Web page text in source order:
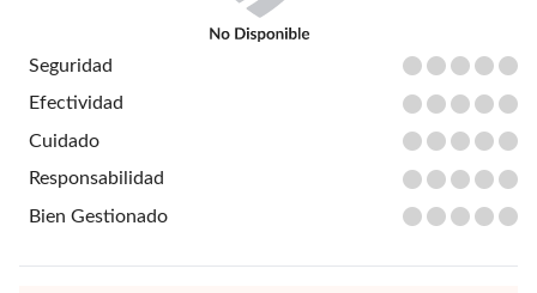
Seguridad
Efectividad
Cuidado
Responsabilidad
Bien Gestionado